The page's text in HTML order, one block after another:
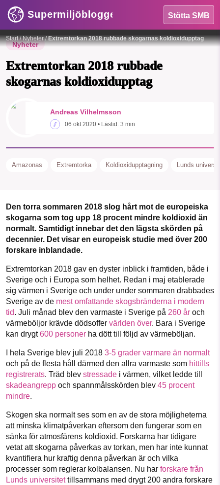
Supermiljöbloggen Stötta SMB
OMRÅDEN
Sök Sparade inlägg Tipsa oss
Facebook Instagram BlueSky
Threads LinkedIn
Start/Nyheter/Extremtorkan 2018 rubbade skogarnas koldioxidupptag
Nyheter
Extremtorkan 2018 rubbade
skogarnas koldioxidupptag
Foto:Pixabay
Andreas Vilhelmsson
06 okt 2020 • Lästid: 3 min
Amazonas Extremtorka Koldioxidupptagning Lunds
Den torra sommaren 2018 slog hårt mot de europeiska
skogarna som tog upp 18 procent mindre koldioxid än
normalt. Samtidigt innebar det den lägsta skörden på
decennier. Det visar en europeisk studie med över 200
forskare inblandade.
Extremtorkan 2018 gav en dyster inblick i framtiden, både i
Sverige och i Europa som helhet. Redan i maj etablerade
sig värmen i Sverige och under under sommaren drabbades
Sverige av de mest omfattande skogsbränderna i modern
tid. Juli månad blev den varmaste i Sverige på 260 år och
värmeböljor krävde dödsoffer världen över. Bara i Sverige
kan drygt600 personer ha dött till följd av värmeböljan.
I hela Sverige blev juli 2018 3-5 grader varmare än normalt
och på de flesta håll därmed den allra varmaste som hittills
registrerats. Träd blev stressade i värmen, vilket ledde till
skadeangrepp och spannmålsskörden blev 45 procent
mindre.
Skogen ska normalt ses som en av de stora möjligheterna
att minska klimatpåverkan eftersom den fungerar som en
sänka för atmosfärens koldioxid. Forskarna har tidigare
vetat att skogarna påverkas av torkan, men har inte kunnat
kvantifiera hur kraftig denna påverkan är och vilka
processer som reglerar kolbalansen. Nu har forskare från
Lunds universitettillsammans med drygt 200 andra forskare
starten 2010 har vår ideella redaktion
drivit miljödebatten framåt genom
nyhetsbevakning och granskningar. Nu
vill vi utveckla vårt arbete – och vi
hoppas att du vill hjälpa oss.
1231368703